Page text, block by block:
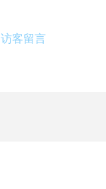
访客留言